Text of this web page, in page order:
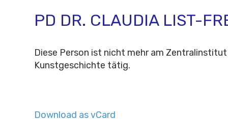
PD DR. CLAUDIA LIST-
Diese Person ist nicht mehr am
Kunstgeschichte tätig.
Download as vCard